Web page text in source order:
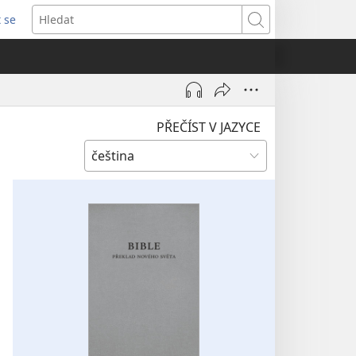
se Hledat
PŘEČÍST V JAZYCE